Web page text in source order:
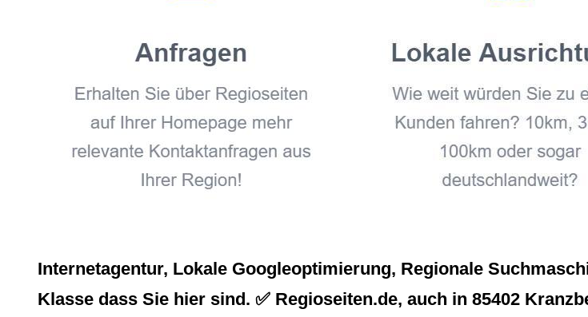
Internetagentur, Lokale Googleoptimierung, Regionale
Klasse dass Sie hier sind. ✅ Regioseiten.de, auch in 85402